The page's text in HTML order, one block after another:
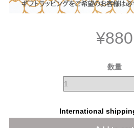
¥880
数量
International